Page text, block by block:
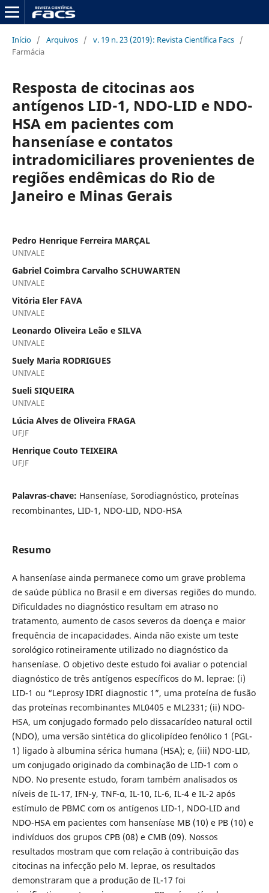
Início / Arquivos / v. 19 n. 23 (2019): Revista Científica Facs /
Farmácia
Resposta de citocinas aos
antígenos LID-1, NDO-LID e NDO-
HSA em pacientes com
hanseníase e contatos
intradomiciliares provenientes de
regiões endêmicas do Rio de
Janeiro e Minas Gerais
Pedro Henrique Ferreira MARÇAL
UNIVALE
Gabriel Coimbra Carvalho SCHUWARTEN
UNIVALE
Vitória Eler FAVA
UNIVALE
Leonardo Oliveira Leão e SILVA
UNIVALE
Suely Maria RODRIGUES
UNIVALE
Sueli SIQUEIRA
UNIVALE
Lúcia Alves de Oliveira FRAGA
UFJF
Henrique Couto TEIXEIRA
UFJF
Palavras-chave: Hanseníase, Sorodiagnóstico, proteínas
recombinantes, LID-1, NDO-LID, NDO-HSA
Resumo
A hanseníase ainda permanece como um grave problema
de saúde pública no Brasil e em diversas regiões do mundo.
Dificuldades no diagnóstico resultam em atraso no
tratamento, aumento de casos severos da doença e maior
frequência de incapacidades. Ainda não existe um teste
sorológico rotineiramente utilizado no diagnóstico da
hanseníase. O objetivo deste estudo foi avaliar o potencial
diagnóstico de três antígenos específicos do M. leprae: (i)
LID-1 ou “Leprosy IDRI diagnostic 1”, uma proteína de fusão
das proteínas recombinantes ML0405 e ML2331; (ii) NDO-
HSA, um conjugado formado pelo dissacarídeo natural octil
(NDO), uma versão sintética do glicolipídeo fenólico 1 (PGL-
1) ligado à albumina sérica humana (HSA); e, (iii) NDO-LID,
um conjugado originado da combinação de LID-1 com o
NDO. No presente estudo, foram também analisados os
níveis de IL-17, IFN-y, TNF-α, IL-10, IL-6, IL-4 e IL-2 após
estímulo de PBMC com os antígenos LID-1, NDO-LID and
NDO-HSA em pacientes com hanseníase MB (10) e PB (10) e
indivíduos dos grupos CPB (08) e CMB (09). Nossos
resultados mostram que com relação à contribuição das
citocinas na infecção pelo M. leprae, os resultados
demonstraram que a produção de IL-17 foi